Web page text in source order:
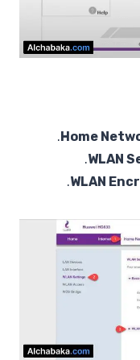
Home
.
WLAN
.
WLAN
.